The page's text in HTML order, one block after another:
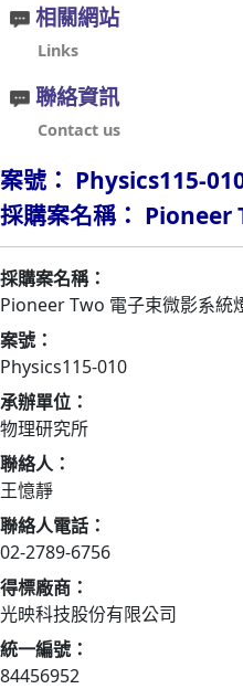
相關網站
Links
聯絡資訊
Contact us
案號： Physics115-
採購案名稱： Pioneer
採購案名稱：
Pioneer Two 電子束微影系統
案號：
Physics115-010
承辦單位：
物理研究所
聯絡人：
王憶靜
聯絡人電話：
02-2789-6756
得標廠商：
光映科技股份有限公司
統一編號：
84456952